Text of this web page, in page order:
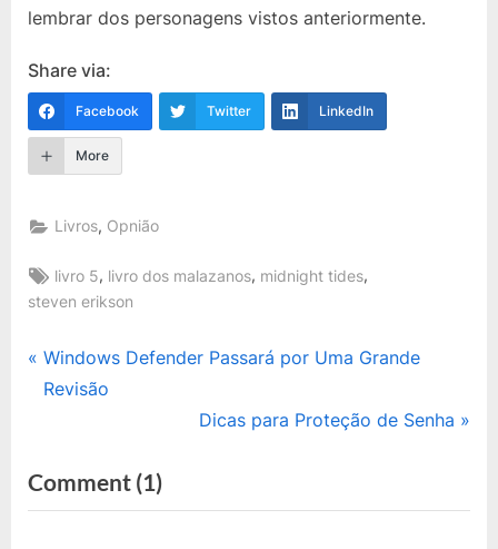
lembrar dos personagens vistos anteriormente.
Share via:
Facebook Twitter LinkedIn
More
Livros, Opnião
Tags:
livro 5, livro dos malazanos, midnight tides,
steven erikson
Navegação
P
r
i
o
Windows Defender Passará por Uma Grande
Revisão
N
t
Dicas para Proteção de Senha
Comment (1)on
“Livro